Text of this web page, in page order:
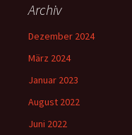
Archiv
Dezember 2024
März 2024
Januar 2023
August 2022
Juni 2022